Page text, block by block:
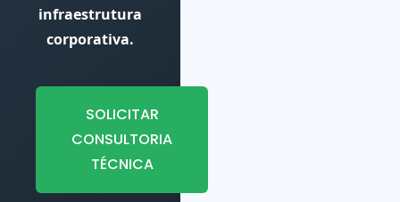
infraestrutura
corporativa.
SOLICITAR
CONSULTORIA
TÉCNICA